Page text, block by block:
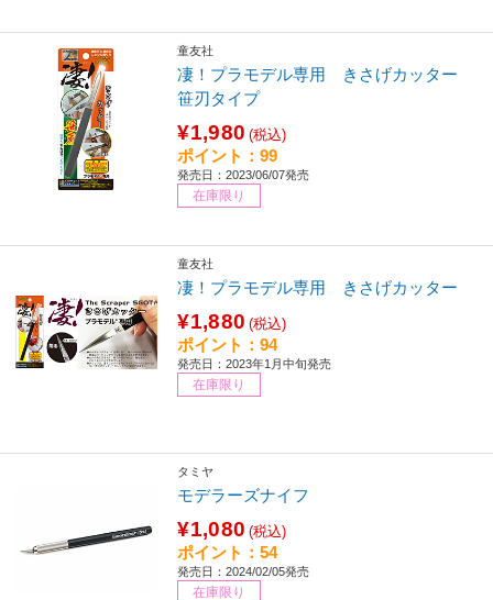
童友社
凄！プラモデル専用 きさげカッター
笹刃タイプ
¥1,980 (税込)
ポイント：99
発売日：2023/06/07発売
在庫限り
童友社
凄！プラモデル専用 きさげカッター
¥1,880 (税込)
ポイント：94
発売日：2023年1月中旬発売
在庫限り
タミヤ
モデラーズナイフ
¥1,080 (税込)
ポイント：54
発売日：2024/02/05発売
在庫限り